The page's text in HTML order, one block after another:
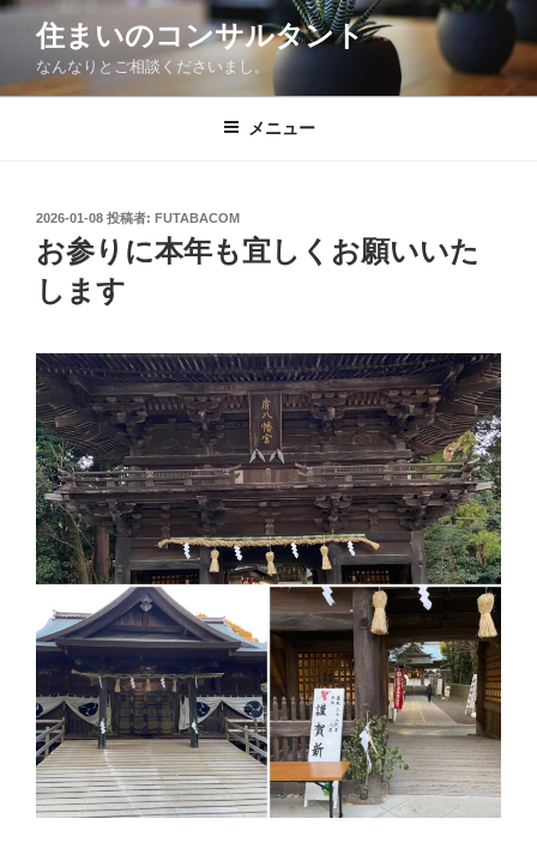
コ
ン
住まいのコンサルタント
なんなりとご相談くださいまし。
メニュー
投
稿
日:
2026-01-08 投稿者: FUTABACOM
お参りに本年も宜しくお願いいた
します